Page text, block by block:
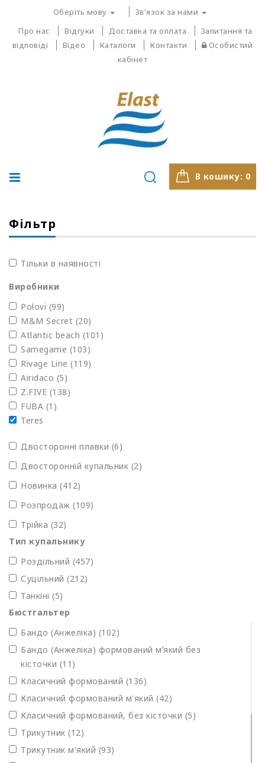
Оберіть мову
Зв'язок за нами
Про нас
Відгуки Доставка та оплата
Запитання та
відповіді
Відео Каталоги Контакти
Особистий
кабінет
В кошику: 0
Фільтр
Тільки в наявності
Виробники
Polovi (99)
M&M Secret (20)
Atlantic beach (101)
Samegame (103)
Rivage Line (119)
Airidaco (5)
Z.FIVE (138)
FUBA (1)
Teres
Двосторонні плавки (6)
Двосторонній купальник (2)
Новинка (412)
Розпродаж (109)
Трійка (32)
Тип купальнику
Роздільний (457)
Суцільний (212)
Танкіні (5)
Бюстгальтер
Бандо (Анжеліка) (102)
Бандо (Анжеліка) формований мʼякий без
кісточки (11)
Класичний формований (136)
Класичний формований м'який (42)
Класичний формований, без кісточки (5)
Трикутник (12)
Трикутник м'який (93)